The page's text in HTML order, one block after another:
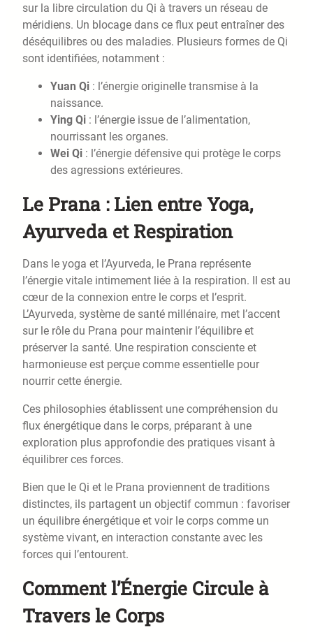
sur la libre circulation du Qi à travers un réseau de
méridiens. Un blocage dans ce flux peut entraîner des
déséquilibres ou des maladies. Plusieurs formes de Qi
sont identifiées, notamment :
Yuan Qi : l’énergie originelle transmise à la
naissance.
Ying Qi : l’énergie issue de l’alimentation,
nourrissant les organes.
Wei Qi : l’énergie défensive qui protège le corps
des agressions extérieures.
Le Prana : Lien entre Yoga,
Ayurveda et Respiration
Dans le yoga et l’Ayurveda, le Prana représente
l’énergie vitale intimement liée à la respiration. Il est au
cœur de la connexion entre le corps et l’esprit.
L’Ayurveda, système de santé millénaire, met l’accent
sur le rôle du Prana pour maintenir l’équilibre et
préserver la santé. Une respiration consciente et
harmonieuse est perçue comme essentielle pour
nourrir cette énergie.
Ces philosophies établissent une compréhension du
flux énergétique dans le corps, préparant à une
exploration plus approfondie des pratiques visant à
équilibrer ces forces.
Bien que le Qi et le Prana proviennent de traditions
distinctes, ils partagent un objectif commun : favoriser
un équilibre énergétique et voir le corps comme un
système vivant, en interaction constante avec les
forces qui l’entourent.
Comment l’Énergie Circule à
Travers le Corps